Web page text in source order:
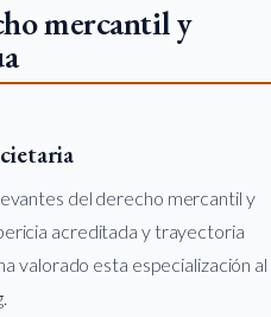
mercantil y
del derecho mercantil y
acreditada y trayectoria
valorado esta especialización al